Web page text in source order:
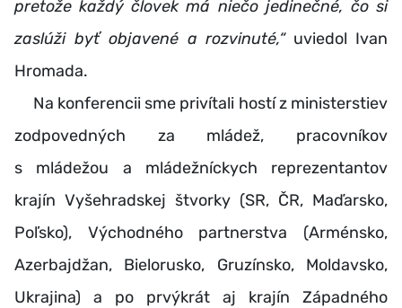
pretože každý človek má niečo jedinečné, čo si
zaslúži byť objavené a rozvinuté,“uviedol Ivan
Hromada.
Na konferencii sme privítali hostí z ministerstiev
zodpovedných za mládež, pracovníkov
s mládežou a mládežníckych reprezentantov
krajín Vyšehradskej štvorky (SR, ČR, Maďarsko,
Poľsko), Východného partnerstva (Arménsko,
Azerbajdžan, Bielorusko, Gruzínsko, Moldavsko,
Ukrajina) a po prvýkrát aj krajín Západného